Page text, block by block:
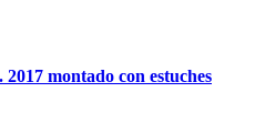
montado con estuches